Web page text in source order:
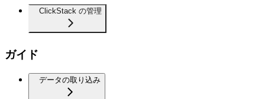
ClickStack の管理
ガイド
データの取り込み